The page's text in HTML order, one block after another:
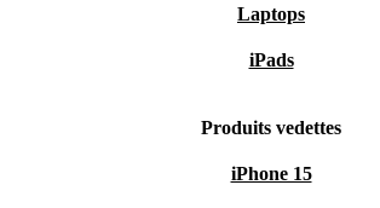
Laptops
iPads
Produits vedettes
iPhone 15